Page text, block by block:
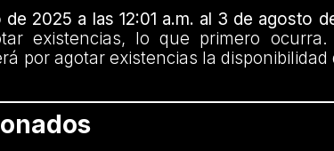
de 2025 a las 12:01 a.m. al 3 de agosto
existencias, lo que primero ocurra.
por agotar existencias la disponibilidad